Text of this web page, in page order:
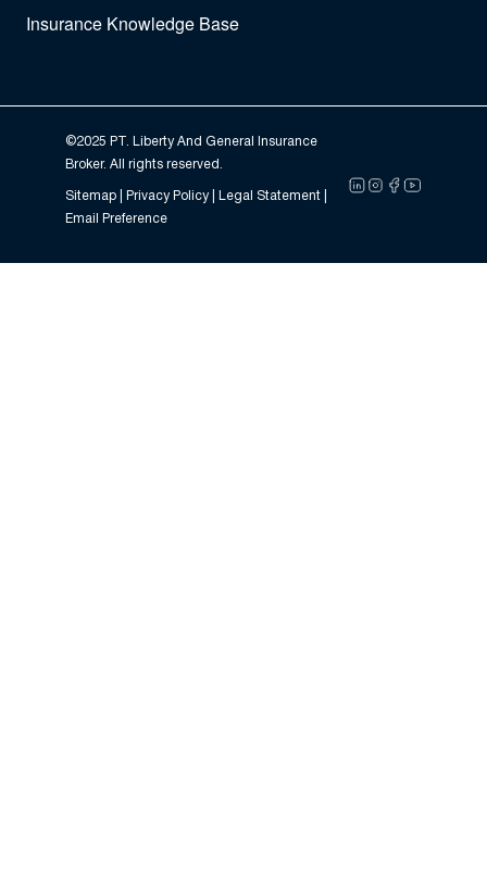
Insurance Knowledge Base
©2025 PT. Liberty And General Insurance
Broker. All rights reserved.
Sitemap | Privacy Policy | Legal Statement |
Email Preference